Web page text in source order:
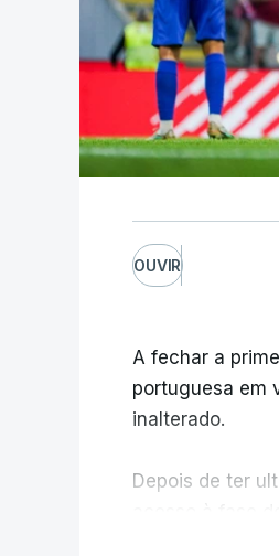
OUVIR
A fechar a
portuguesa em
inalterado.
Depois de ter
segunda mão